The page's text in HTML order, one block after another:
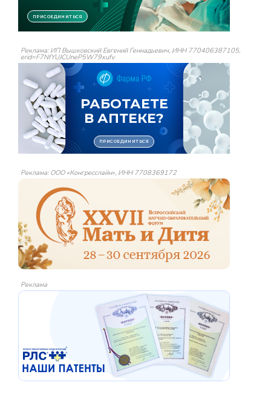
Реклама: ИП Вышковский Евгений Геннадьевич, ИНН 770406387105,
erid=F7NfYUJCUneP5W79xufv
Реклама: ООО «Конгресслайн», ИНН 7708369172
Реклама